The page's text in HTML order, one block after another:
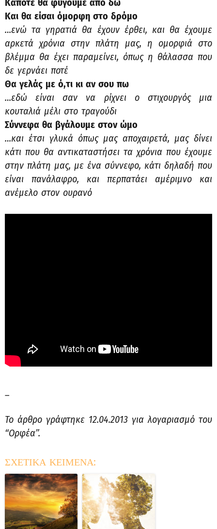
Κάποτε θα φύγουμε από δω
Και θα είσαι όμορφη στο δρόμο
…ενώ τα γηρατιά θα έχουν έρθει, και θα έχουμε
αρκετά χρόνια στην πλάτη μας, η ομορφιά στο
βλέμμα θα έχει παραμείνει, όπως η θάλασσα που
δε γερνάει ποτέ
Θα γελάς με ό,τι κι αν σου πω
…εδώ είναι σαν να ρίχνει ο στιχουργός μια
κουταλιά μέλι στο τραγούδι
Σύννεφα θα βγάλουμε στον ώμο
…και έτσι γλυκά όπως μας αποχαιρετά, μας δίνει
κάτι που θα αντικαταστήσει τα χρόνια που έχουμε
στην πλάτη μας, με ένα σύννεφο, κάτι δηλαδή που
είναι πανάλαφρο, και περπατάει αμέριμνο και
ανέμελο στον ουρανό
Το άρθρο γράφτηκε 12.04.2013 για λογαριασμό του
“Ορφέα”.
ΣΧΕΤΙΚΑ ΚΕΙΜΕΝΑ: